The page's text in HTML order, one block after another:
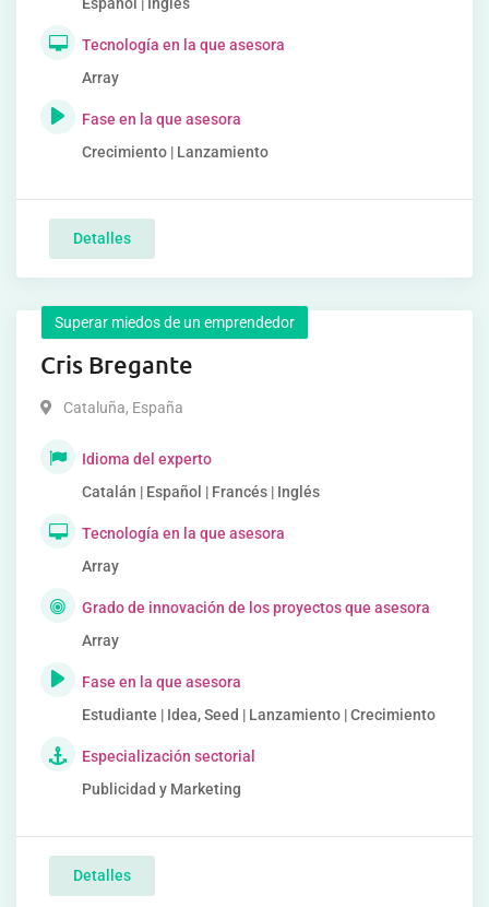
Tecnología en la que asesora
Array
Fase en la que asesora
Crecimiento | Lanzamiento
Detalles
Superar miedos de un emprendedor
Cris Bregante
Cataluña, España
Idioma del experto
Catalán | Español | Francés | Inglés
Tecnología en la que asesora
Array
Grado de innovación de los proyectos que asesora
Array
Fase en la que asesora
Estudiante | Idea, Seed | Lanzamiento | Crecimiento
Especialización sectorial
Publicidad y Marketing
Detalles